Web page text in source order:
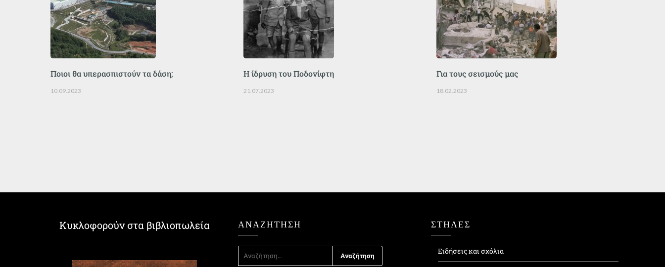
Ποιοι θα υπερασπιστούν τα δάση;
10.09.2023
Η ίδρυση του Ποδονίφτη
21.07.2023
Για τους σεισμούς μας
18.02.2023
Κυκλοφορούν στα βιβλιοπωλεία ΑΝΑΖΉΤΗΣΗ
ΑΝΑΖΉΤΗΣΗ
ΓΙΑ:
ΣΤΗΛΕΣ
Ειδήσεις και σχόλια